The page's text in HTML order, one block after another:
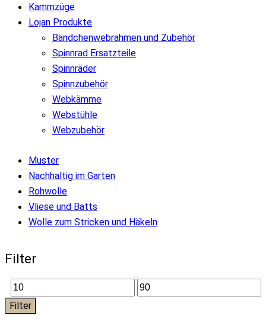
Kammzüge
Lojan Produkte
Bändchenwebrahmen und Zubehör
Spinnrad Ersatzteile
Spinnräder
Spinnzubehör
Webkämme
Webstühle
Webzubehör
Muster
Nachhaltig im Garten
Rohwolle
Vliese und Batts
Wolle zum Stricken und Häkeln
Filter
Min.
Preis
Max.
Filter